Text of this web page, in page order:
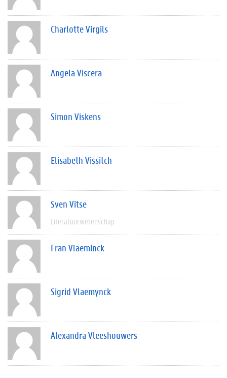
Charlotte Virgils
Angela Viscera
Simon Viskens
Elisabeth Vissitch
Sven Vitse
Literatuurwetenschap
Fran Vlaeminck
Sigrid Vlaemynck
Alexandra Vleeshouwers